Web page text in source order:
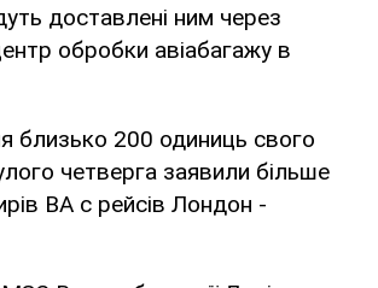
доставлені ним через
обробки авіабагажу в
близько 200 одиниць свого
четверга заявили більше
BA c рейсів Лондон -